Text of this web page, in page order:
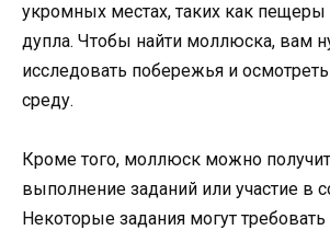
укромных местах, таких как
дупла. Чтобы найти моллюска, вам
исследовать побережья и
среду.
Кроме того, моллюск можно
выполнение заданий или участие в
Некоторые задания могут требовать